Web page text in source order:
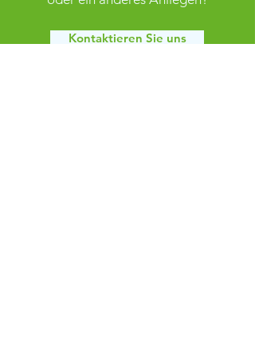
Kontaktieren Sie uns